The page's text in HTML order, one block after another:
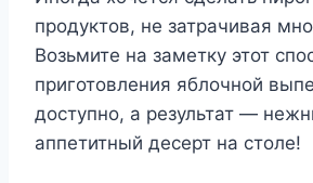
продуктов, не затрачивая
Возьмите на заметку этот
приготовления яблочной
доступно, а результат —
аппетитный десерт на столе!